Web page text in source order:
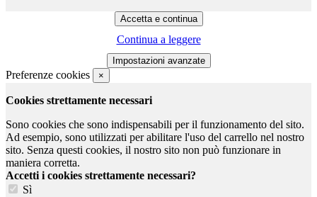
Continua a leggere
Preferenze cookies ×
Cookies strettamente necessari
Sono cookies che sono indispensabili per il funzionamento del sito.
Ad esempio, sono utilizzati per abilitare l'uso del carrello nel nostro
sito. Senza questi cookies, il nostro sito non può funzionare in
maniera corretta.
Accetti i cookies strettamente necessari?
Sì